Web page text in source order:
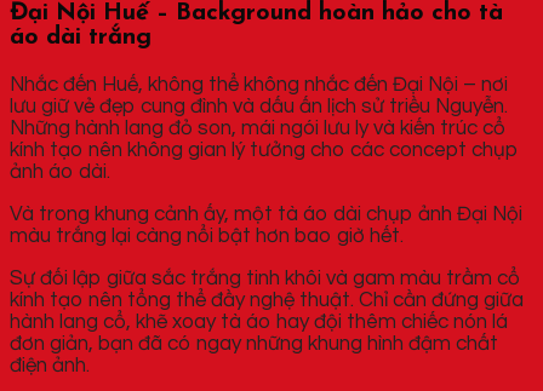
Đại Nội Huế – Background hoàn hảo cho tà
áo dài trắng
Nhắc đến Huế, không thể không nhắc đến Đại Nội – nơi
lưu giữ vẻ đẹp cung đình và dấu ấn lịch sử triều Nguyễn.
Những hành lang đỏ son, mái ngói lưu ly và kiến trúc cổ
kính tạo nên không gian lý tưởng cho các concept chụp
ảnh áo dài.
Và trong khung cảnh ấy, một tà áo dài chụp ảnh Đại Nội
màu trắng lại càng nổi bật hơn bao giờ hết.
Sự đối lập giữa sắc trắng tinh khôi và gam màu trầm cổ
kính tạo nên tổng thể đầy nghệ thuật. Chỉ cần đứng giữa
hành lang cổ, khẽ xoay tà áo hay đội thêm chiếc nón lá
đơn giản, bạn đã có ngay những khung hình đậm chất
điện ảnh.